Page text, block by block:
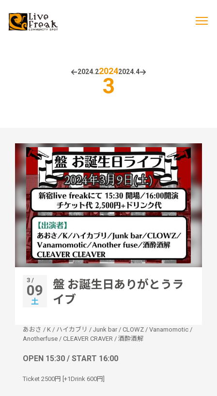
2024.22024
3
2024.4
3 /
09
土
盤 お誕生日ありがとうラ
イブ
あおさ / K / ハイカブリ / Junk bar / CLOWZ / Vanamomotic /
Anotherfuse / CLEAVER CRAVER / 酒酔酒解
OPEN 15:30 / START 16:00
Ticket 2500円 [+1Drink 600円]